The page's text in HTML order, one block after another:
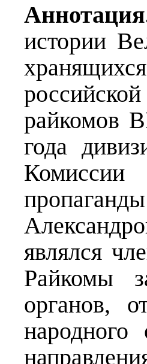
истории
райкомов
года
являлся
Райкомы
органов,